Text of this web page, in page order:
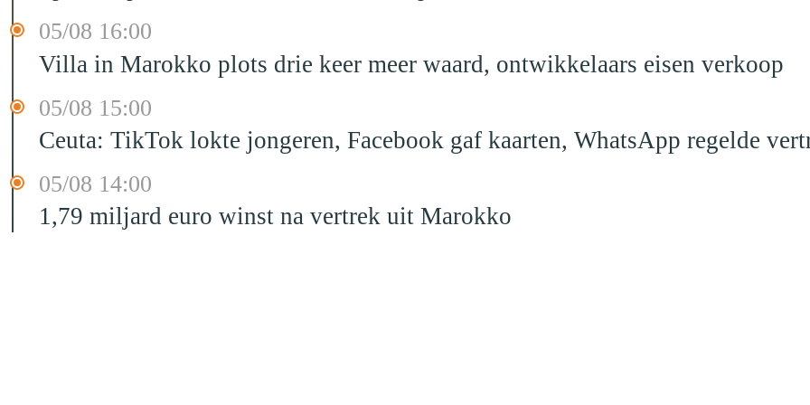
05/08 16:00
Villa in Marokko plots drie keer meer waard, ontwikkelaars eisen verkoop
05/08 15:00
Ceuta: TikTok lokte jongeren, Facebook gaf kaarten, WhatsApp regelde
05/08 14:00
1,79 miljard euro winst na vertrek uit Marokko